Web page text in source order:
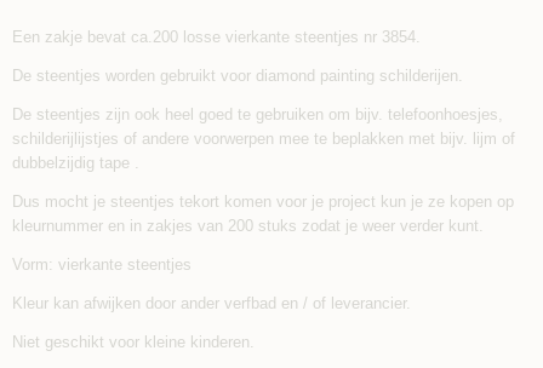
Een zakje bevat ca.200 losse vierkante steentjes nr 3854.
De steentjes worden gebruikt voor diamond painting schilderijen.
De steentjes zijn ook heel goed te gebruiken om bijv. telefoonhoesjes,
schilderijlijstjes of andere voorwerpen mee te beplakken met bijv. lijm of
dubbelzijdig tape .
Dus mocht je steentjes tekort komen voor je project kun je ze kopen op
kleurnummer en in zakjes van 200 stuks zodat je weer verder kunt.
Vorm: vierkante steentjes
Kleur kan afwijken door ander verfbad en / of leverancier.
Niet geschikt voor kleine kinderen.